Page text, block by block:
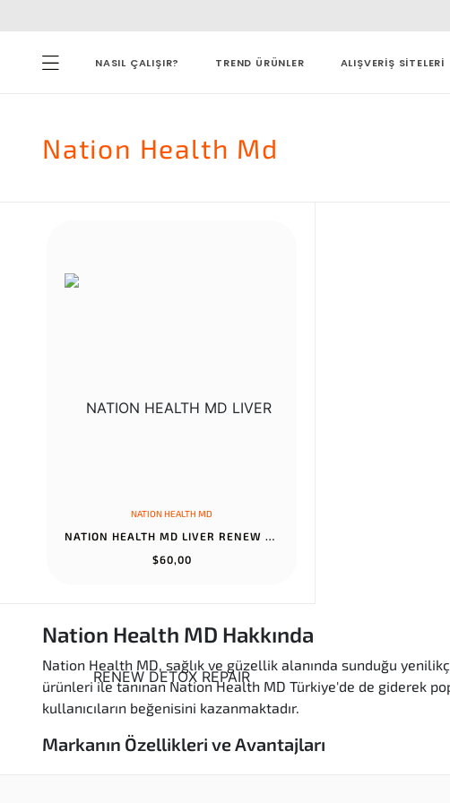
NASIL ÇALIŞIR? TREND ÜRÜNLER ALIŞVERİŞ SİTELERİ
Nation Health Md
NATION HEALTH MD
NATION HEALTH MD LIVER RENEW DETOX REPAIR SUPPLEMENT WITH ARTICHO...
$60,00
Nation Health MD Hakkında
Nation Health MD, sağlık ve güzellik alanında sunduğu
ürünleri ile tanınan Nation Health MD Türkiye'de de giderek
kullanıcıların beğenisini kazanmaktadır.
Markanın Özellikleri ve Avantajları